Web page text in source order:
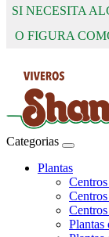
SI NECESITA
O FIGURA
Categorias
Plantas
Plantas